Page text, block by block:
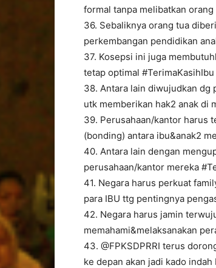
formal tanpa melibatkan orang
36. Sebaliknya orang tua
perkembangan pendidikan
37. Kosepsi ini juga
tetap optimal #TerimaKasihIbu
38. Antara lain diwujudkan dg
utk memberikan hak2 anak di
39. Perusahaan/kantor harus
(bonding) antara ibu&anak2
40. Antara lain dengan
perusahaan/kantor mereka
41. Negara harus perkuat
para IBU ttg pentingnya
42. Negara harus jamin
memahami&melaksanakan
43. @FPKSDPRRI terus
ke depan akan jadi kado